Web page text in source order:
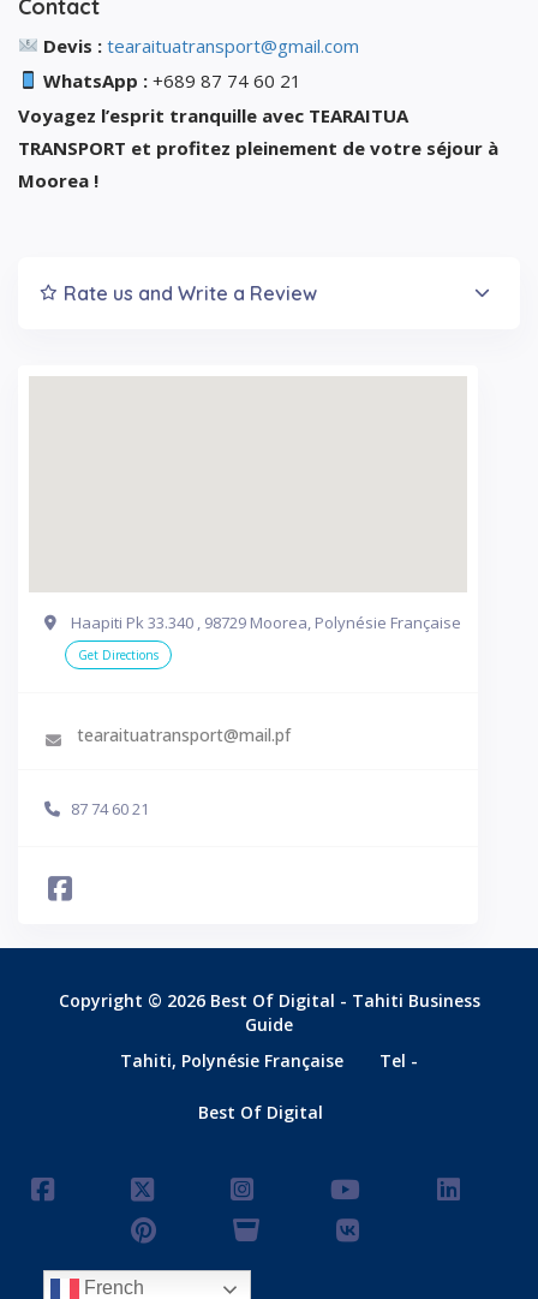
Contact
Devis : tearaituatransport@gmail.com
WhatsApp : +689 87 74 60 21
Voyagez l’esprit tranquille avec TEARAITUA
TRANSPORT et profitez pleinement de votre séjour à
Moorea !
Rate us and Write a Review
Haapiti Pk 33.340 , 98729 Moorea, Polynésie Française
Get Directions
tearaituatransport@mail.pf
87 74 60 21
Copyright © 2026 Best Of Digital - Tahiti Business
Guide
Tahiti, Polynésie Française
Tel -
Best Of Digital
French